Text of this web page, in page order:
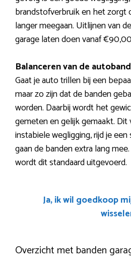
brandstofverbruik en het zorgt
langer meegaan. Uitlijnen van
garage laten doen vanaf
Balanceren van de
Gaat je auto trillen bij een
maar zo zijn dat de banden
worden. Daarbij wordt het
gemeten en gelijk gemaakt.
instabiele wegligging, rijd je
gaan de banden extra lang
wordt dit standaard uitgevoerd.
Ja, ik wil goedkoop
Overzicht met banden